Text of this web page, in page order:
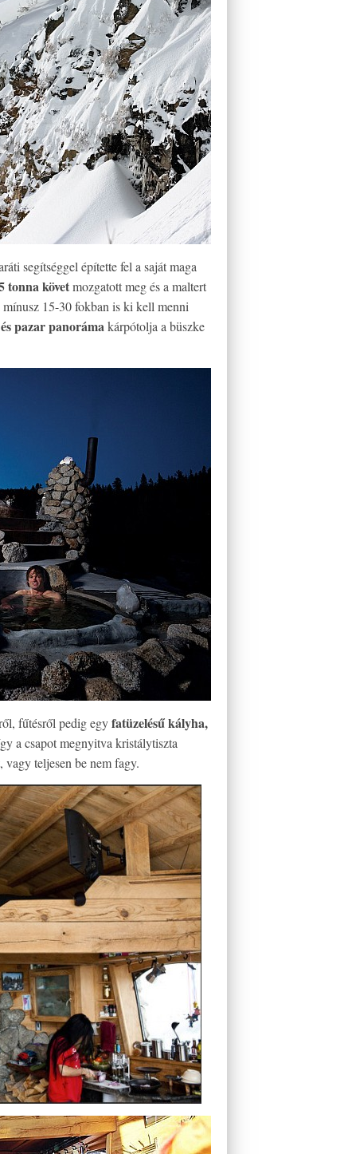
segítséggel építette fel a saját maga
tonna követmozgatott meg és a maltert
mínusz 15-30 fokban is ki kell menni
pazar panorámakárpótolja a büszke
fűtésről pedig egyfatüzelésű kályha,
a csapot megnyitva kristálytiszta
vagy teljesen be nem fagy.